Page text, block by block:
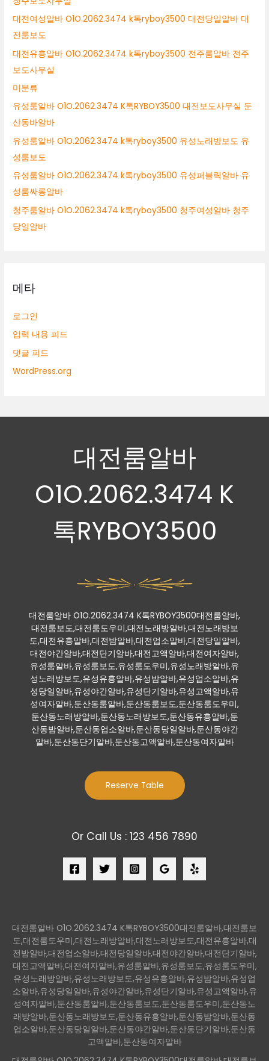
대전여성알바 O1O.2062.3474 k톡ryboy3500 대전당일알바 대
전룸보도
대전유흥알바 O1O.2062.3474 k톡ryboy3500 전주룸알바 전주
보도사무실
미분류
유성룸알바 O1O.2062.3474 K톡RYBOY3500 대전보도사무실 둔
산동바알바
유성룸알바 O1O.2062.3474 k톡ryboy3500 유성노래방보도 유
성룸보도
유성룸알바 O1O.2062.3474 k톡ryboy3500 유성퍼블릭알바 유
성룸싸롱알바
청주룸알바 O1O.2062.3474 k톡ryboy3500 청주여성알바 청주
당일알바
메타
로그인
입력 내용 피드
댓글 피드
WordPress.org
대전룸알바
O1O.2062.3474 K
톡RYBOY3500
대전룸알바 O1O.2062.3474 K톡RYBOY3500대전룸알바,
대전룸보도,대전룸도우미,대전노래방알바,대전노래방보
도,대전유흥알바,대전밤알바,대전업소알바,대전당일알바,
대전야간알바,대전단기알바,대전고액알바,대전여자알바,
유성룸알바,유성룸보도,유성룸도우미,유성노래방알바,유
성노래방보도,유성유흥알바,유성밤알바,유성업소알바,유
성당일알바,유성야간알바,유성단기알바,유성고액알바,유
성여자알바,둔산동룸알바,둔산동룸보도,둔산동룸도우미,
둔산동노래방알바,둔산동노래방보도,둔산동유흥알바,둔
산동밤알바,둔산동업소알바,둔산동당일알바,둔산동야간
알바,둔산동단기알바,둔산동고액알바,둔산동여자알바
Reserve Table
Or Call Us : 123 456 7890
대전룸알바 O1O.2062.3474 K톡RYBOY3500대전룸알바,대전룸보
도,대전룸도우미,대전노래방알바,대전노래방보도,대전유흥알바,대
전밤알바,대전업소알바,대전당일알바,대전야간알바,대전단기알바,
대전고액알바,대전여자알바,유성룸알바,유성룸보도,유성룸도우미,
유성노래방알바,유성노래방보도,유성유흥알바,유성밤알바,유성업
소알바,유성당일알바,유성야간알바,유성단기알바,유성고액알바,유
성여자알바,둔산동룸알바,둔산동룸보도,둔산동룸도우미,둔산동노
래방알바,둔산동노래방보도,둔산동유흥알바,둔산동밤알바,둔산동
업소알바,둔산동당일알바,둔산동야간알바,둔산동단기알바,둔산동
고액알바,둔산동여자알바